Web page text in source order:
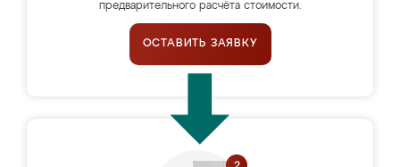
предварительного расчёта стоимости.
ОСТАВИТЬ ЗАЯВКУ